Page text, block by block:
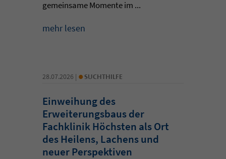
gemeinsame Momente im ...
mehr lesen
28.07.2026 | • SUCHTHILFE
Einweihung des
Erweiterungsbaus der
Fachklinik Höchsten als Ort
des Heilens, Lachens und
neuer Perspektiven